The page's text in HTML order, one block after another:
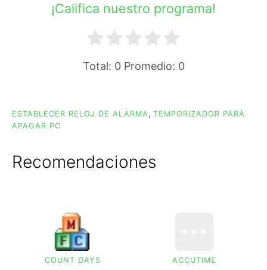
¡Califica nuestro programa!
Total: 0Promedio: 0
ESTABLECER RELOJ DE ALARMA , TEMPORIZADOR PARA
APAGAR PC
Recomendaciones
COUNT DAYS ACCUTIME